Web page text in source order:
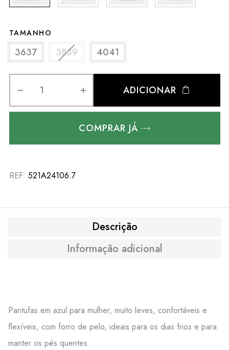
TAMANHO
3637 3839 4041
ADICIONAR
COMPRAR JÁ
REF: 521A24106.7
Descrição
Informação adicional
Pantufas em azul para mulher, muito leves, confortáveis e
flexíveis, com forro de pelo, ideais para os dias frios e para
manter os pés quentes.